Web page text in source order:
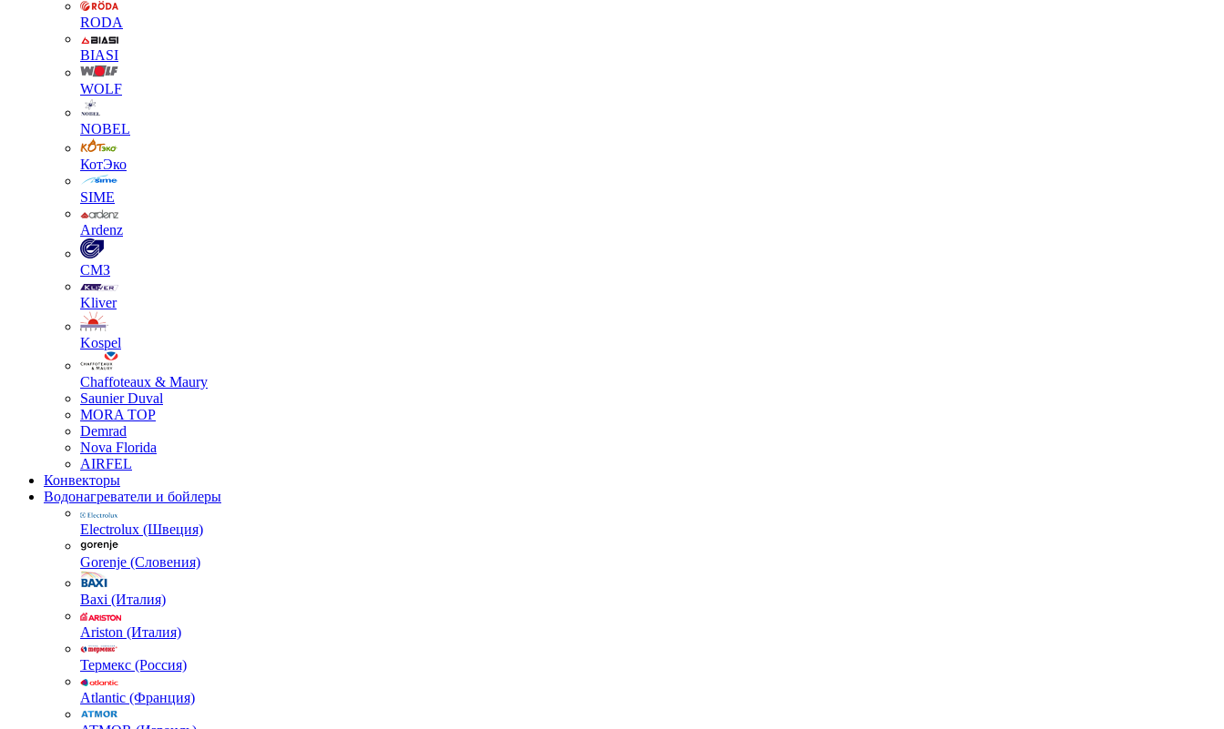
RODA
BIASI
WOLF
NOBEL
КотЭко
SIME
Ardenz
СМЗ
Kliver
Kospel
Chaffoteaux & Maury
Saunier Duval
MORA TOP
Demrad
Nova Florida
AIRFEL
Конвекторы
Водонагреватели и бойлеры
Electrolux (Швеция)
Gorenje (Словения)
Baxi (Италия)
Ariston (Италия)
Термекс (Россия)
Atlantic (Франция)